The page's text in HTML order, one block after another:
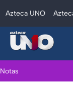
Azteca UNO
Notas